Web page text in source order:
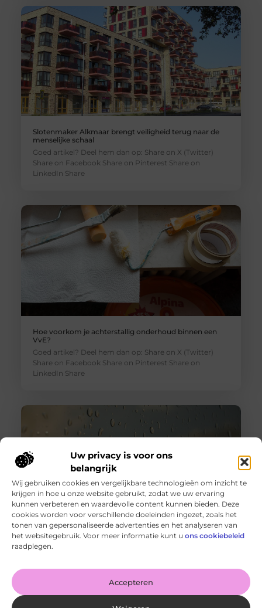
Uw privacy is voor ons
belangrijk
Wij gebruiken cookies en vergelijkbare technologieën om inzicht te
krijgen in hoe u onze website gebruikt, zodat we uw ervaring
kunnen verbeteren en waardevolle content kunnen bieden. Deze
cookies worden voor verschillende doeleinden ingezet, zoals het
tonen van gepersonaliseerde advertenties en het analyseren van
het websitegebruik. Voor meer informatie kunt u ons cookiebeleid
raadplegen.
Accepteren
Slotenmaker Alkmaar brengt veiligheid terug naar de
menselijke schaal
Goed artikel? Deel hem dan op: Share on X (Twitter)
Share on Facebook Share on Pinterest Share on
LinkedIn Share
Hoe voorkom je achterstallig onderhoud binnen een
VvE?
Goed artikel? Deel hem dan op: Share on X (Twitter)
Share on Facebook Share on Pinterest Share on
LinkedIn Share
Wanneer schakel je een glaszetter in en wat kun je van
hem verwachten?
Goed artikel? Deel hem dan op: Share on X (Twitter)